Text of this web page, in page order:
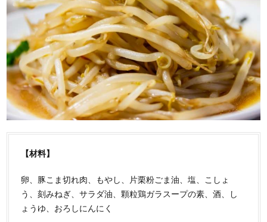
【材料】
卵、豚こま切れ肉、もやし、片栗粉ごま油、塩、こしょ
う、刻みねぎ、サラダ油、顆粒鶏ガラスープの素、酒、し
ょうゆ、おろしにんにく